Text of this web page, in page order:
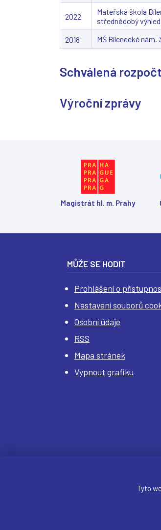
2022
Mateřská škola
střednědobý
2018 MŠ Bílenecké
Schválená
Výroční zprávy
Magistrát hl. m. Prahy
MŮŽE SE HODIT
Prohlášení o
Nastavení souborů
Osobní údaje
RSS
Mapa stránek
Vypnout grafiku
Tyto